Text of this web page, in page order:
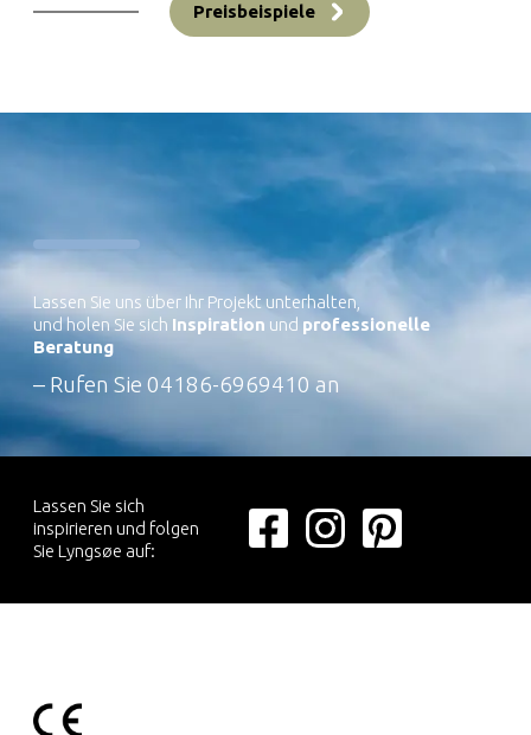
Preisbeispiele
Lassen Sie uns über Ihr Projekt unterhalten,
und holen Sie sich Inspiration und professionelle
Beratung
– Rufen Sie 04186-6969410 an
Lassen Sie sich
inspirieren und folgen
Sie Lyngsøe auf: